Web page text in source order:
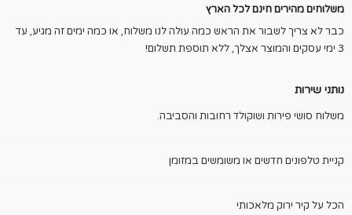
משלוחים מהירים חינם לכל הארץ
כבר לא צריך לשבור את הראש כמה עולה לנו משלוח, או כמה ימים זה מגיע, עד
3 ימי עסקים והמוצר אצלך, ללא תוספת תשלום!
נותני שירות
משלוח סושי פירות ושוקולד רחובות והסביבה.
קניית טלפונים חדשים או משומשים במזומן
הכל על קיר ירוק מלאכותי